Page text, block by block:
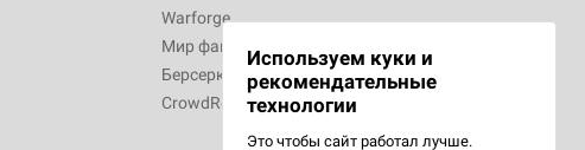
Warforge
Мир фантастики
Берсерк
CrowdRepublic
Используем куки и
рекомендательные
технологии
Это чтобы сайт работал лучше.